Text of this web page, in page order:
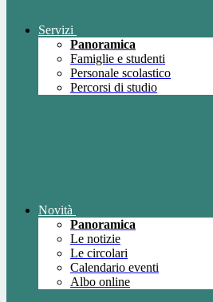
Servizi
Panoramica
Famiglie e studenti
Personale scolastico
Percorsi di studio
Novità
Panoramica
Le notizie
Le circolari
Calendario eventi
Albo online